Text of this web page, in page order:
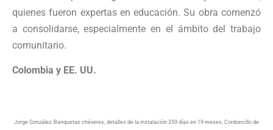
quienes fueron expertas en educación. Su obra comenzó
a consolidarse, especialmente en el ámbito del trabajo
comunitario.
Colombia y EE. UU.
Jorge González. Banquetas chéveres, detalles de la instalación 359 días en 19 meses. Cordoncillo de